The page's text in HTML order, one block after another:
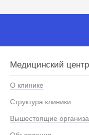
Медицинский центр
О клинике
Структура клиники
Вышестоящие